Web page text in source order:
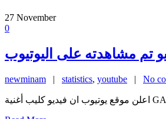
27 November
0
newminam | statistics, youtube | No